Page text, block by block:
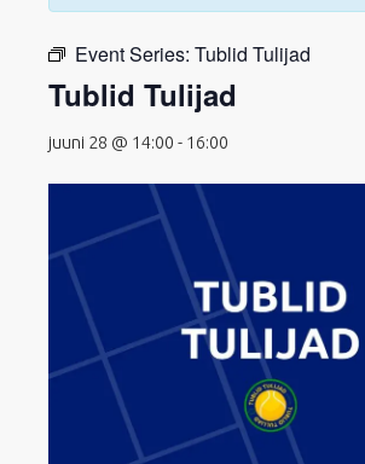
Event Series: Tublid Tulijad
Tublid Tulijad
juuni 28 @ 14:00 - 16:00